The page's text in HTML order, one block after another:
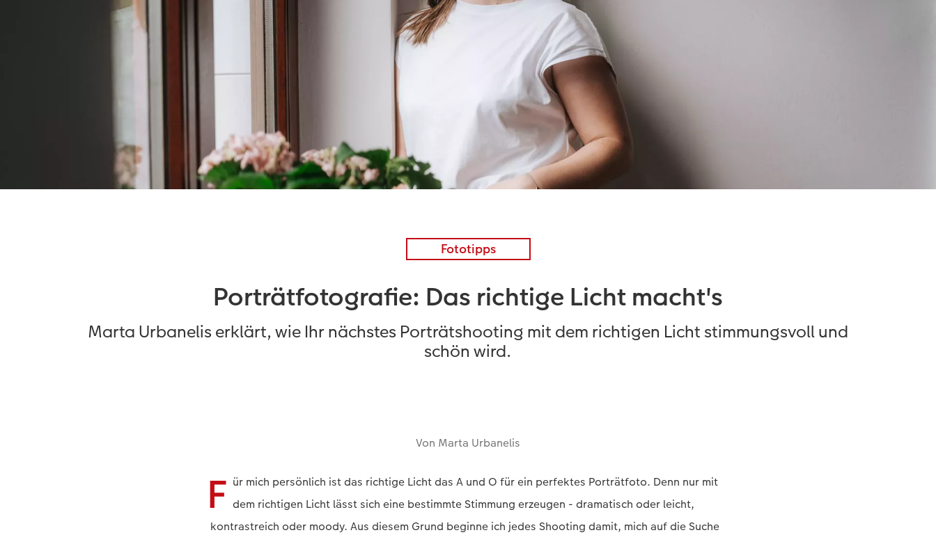
Fototipps
Porträtfotografie: Das richtige Licht macht's
Marta Urbanelis erklärt, wie Ihr nächstes Porträtshooting mit dem richtigen Licht stimmungsvoll und
schön wird.
Von Marta Urbanelis
F ür mich persönlich ist das richtige Licht das A und O für ein perfektes Porträtfoto. Denn nur mit
dem richtigen Licht lässt sich eine bestimmte Stimmung erzeugen - dramatisch oder leicht,
kontrastreich oder moody. Aus diesem Grund beginne ich jedes Shooting damit, mich auf die Suche